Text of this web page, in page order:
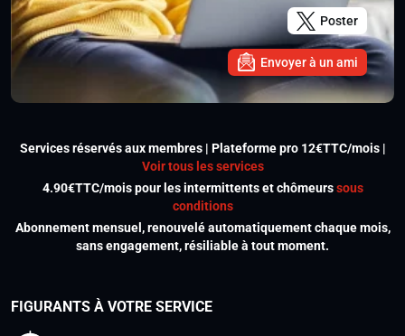
Poster
Envoyer à un ami
Services réservés aux membres | Plateforme pro 12€TTC/mois |
Voir tous les services
4.90€TTC/mois pour les intermittents et chômeurssous
conditions
Abonnement mensuel, renouvelé automatiquement chaque mois,
sans engagement, résiliable à tout moment.
FIGURANTS À VOTRE SERVICE